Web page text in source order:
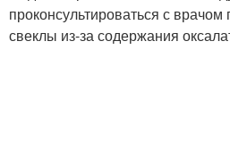
проконсультироваться с
свеклы из-за содержания